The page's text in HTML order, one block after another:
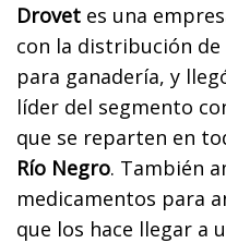
Drovet es una
con la distribución
para ganadería, y
líder del segmento
que se reparten en
Río Negro. También
medicamentos para
que los hace llegar a